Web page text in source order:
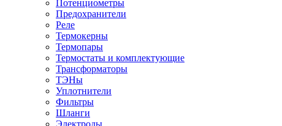
Потенциометры
Предохранители
Реле
Термокерны
Термопары
Термостаты и комплектующие
Трансформаторы
ТЭНы
Уплотнители
Фильтры
Шланги
Электроды